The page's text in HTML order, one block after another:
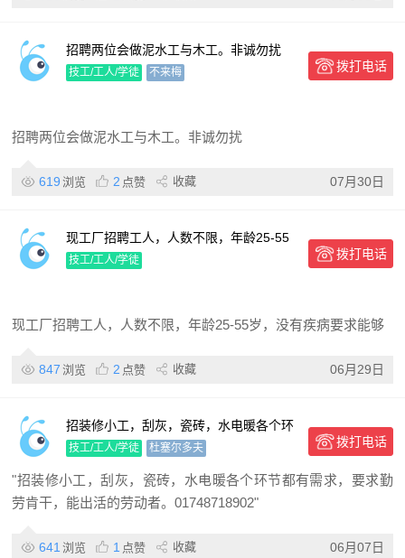
招聘两位会做泥水工与木工。非诚勿扰
技工/工人/学徒 不来梅 拨打电话
招聘两位会做泥水工与木工。非诚勿扰
619 浏览 2 点赞 收藏 07月30日
现工厂招聘工人，人数不限，年龄25-55
岁，没有疾病 要求能够吃苦耐劳，动作利
技工/工人/学徒 拨打电话
现工厂招聘工人，人数不限，年龄25-55岁，没有疾病要求能够
847 浏览 2 点赞 收藏 06月29日
招装修小工，刮灰，瓷砖，水电暖各个环
节都有需求， 要求勤劳肯干，能出活的劳
动者。0
技工/工人/学徒 杜塞尔多夫 拨打电话
"招装修小工，刮灰，瓷砖，水电暖各个环节都有需求，要求勤
劳肯干，能出活的劳动者。01748718902"
641 浏览 1 点赞 收藏 06月07日